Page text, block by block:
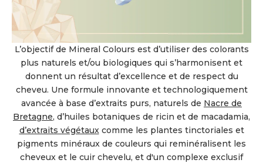
L’objectif de Mineral Colours est d’utiliser des colorants
plus naturels et/ou biologiques qui s’harmonisent et
donnent un résultat d’excellence et de respect du
cheveu. Une formule innovante et technologiquement
avancée à base d’extraits purs, naturels de Nacre de
Bretagne, d’huiles botaniques de ricin et de macadamia,
d’extraits végétauxcomme les plantes tinctoriales et
pigments minéraux de couleurs qui reminéralisent les
cheveux et le cuir chevelu, et d'un complexe exclusif